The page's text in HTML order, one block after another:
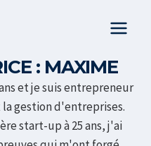
: MAXIME
et je suis entrepreneur
gestion d'entreprises.
start-up à 25 ans, j'ai